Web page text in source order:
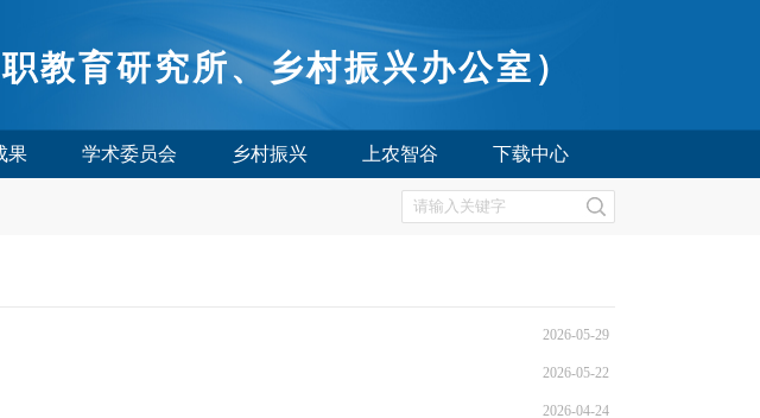
教育研究所、乡村振兴办公室）
果 学术委员会 乡村振兴 上农智谷 下载中心
2026-05-29
2026-05-22
2026-04-24